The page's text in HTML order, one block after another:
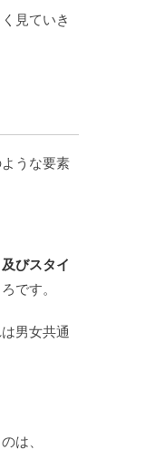
見ていき
うな要素
びスタイ
です。
男女共通
は、